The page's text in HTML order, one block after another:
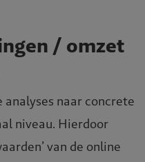
/ omzet
naar concrete
niveau. Hierdoor
van de online